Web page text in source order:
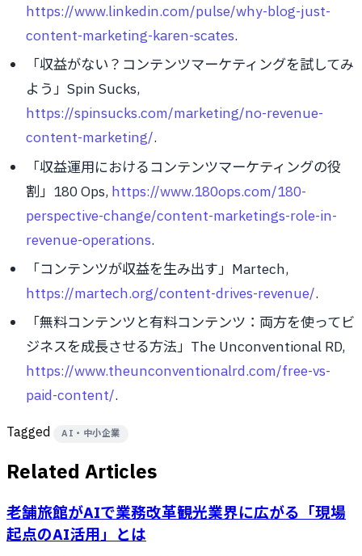
https://www.linkedin.com/pulse/why-blog-just-
content-marketing-karen-scates.
「収益がない？コンテンツマーケティングを試してみ
よう」Spin Sucks,
https://spinsucks.com/marketing/no-revenue-
content-marketing/.
「収益運用におけるコンテンツマーケティングの役
割」180 Ops, https://www.180ops.com/180-
perspective-change/content-marketings-role-in-
revenue-operations.
「コンテンツが収益を生み出す」Martech,
https://martech.org/content-drives-revenue/.
「無料コンテンツと有料コンテンツ：両方を使ってビ
ジネスを成長させる方法」The Unconventional RD,
https://www.theunconventionalrd.com/free-vs-
paid-content/.
Tagged AI・中小企業
Related Articles
老舗旅館がAIで業務改革――観光業界に広がる「現場
起点のAI活用」とは